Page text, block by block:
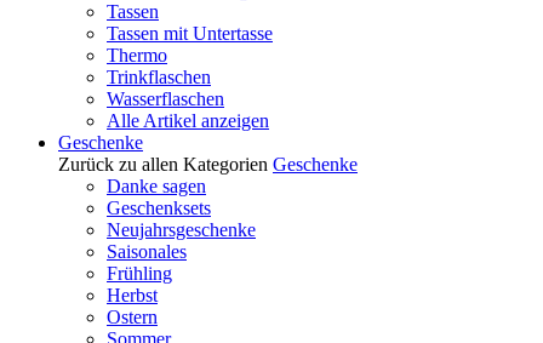
Tassen
Tassen mit Untertasse
Thermo
Trinkflaschen
Wasserflaschen
Alle Artikel anzeigen
Geschenke
Zurück zu allen Kategorien Geschenke
Danke sagen
Geschenksets
Neujahrsgeschenke
Saisonales
Frühling
Herbst
Ostern
Sommer